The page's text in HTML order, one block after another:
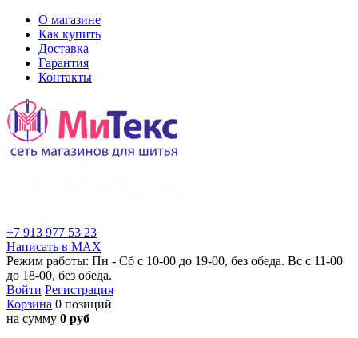
О магазине
Как купить
Доставка
Гарантия
Контакты
+7 913 977 53 23
Написать в MAX
Режим работы: Пн - Сб с 10-00 до 19-00, без обеда. Вс с 11-00
до 18-00, без обеда.
Войти Регистрация
Корзина 0 позиций
на сумму 0 руб